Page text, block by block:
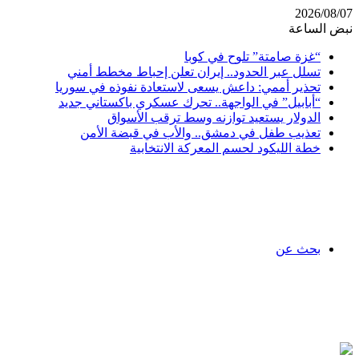
2026/08/07
نبض الساعة
“غزة صامتة” تلوح في كوبا
تسلل عبر الحدود.. إيران تعلن إحباط مخطط أمني
تحذير أممي: داعش يسعى لاستعادة نفوذه في سوريا
“أبابيل” في الواجهة.. تحرك عسكري باكستاني جديد
الدولار يستعيد توازنه وسط ترقب الأسواق
تعذيب طفل في دمشق.. والأب في قبضة الأمن
خطة الليكود لحسم المعركة الانتخابية
بحث عن